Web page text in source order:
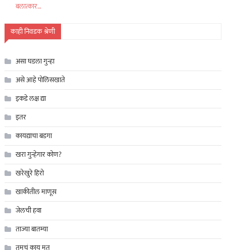
बलात्कार…
काही निवडक श्रेणी
असा घडला गुन्हा
असे आहे पोलिसखाते
इकडे लक्ष द्या
इतर
कायद्याचा बडगा
खरा गुन्हेगार कोण?
खरेखुरे हिरो
खाकीतील माणूस
जेलची हवा
ताज्या बातम्या